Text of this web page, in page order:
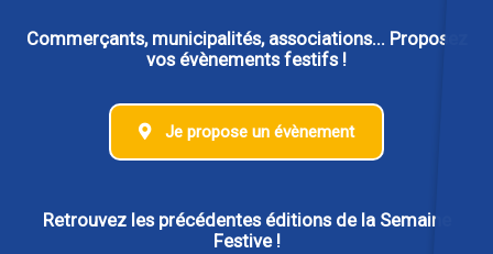
Commerçants, municipalités, associations... Proposez
vos évènements festifs !
Je propose un évènement
Retrouvez les précédentes éditions de la Semaine
Festive !